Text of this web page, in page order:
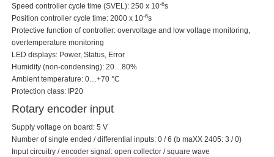
Speed controller cycle time (SVEL): 250 x 10-6s
Position controller cycle time: 2000 x 10-6s
Protective function of controller: overvoltage and low voltage monitoring,
overtemperature monitoring
LED displays: Power, Status, Error
Humidity (non-condensing): 20…80%
Ambient temperature: 0…+70 °C
Protection class: IP20
Rotary encoder input
Supply voltage on board: 5 V
Number of single ended / differential inputs: 0 / 6 (b maXX 2405: 3 / 0)
Input circuitry / encoder signal: open collector / square wave